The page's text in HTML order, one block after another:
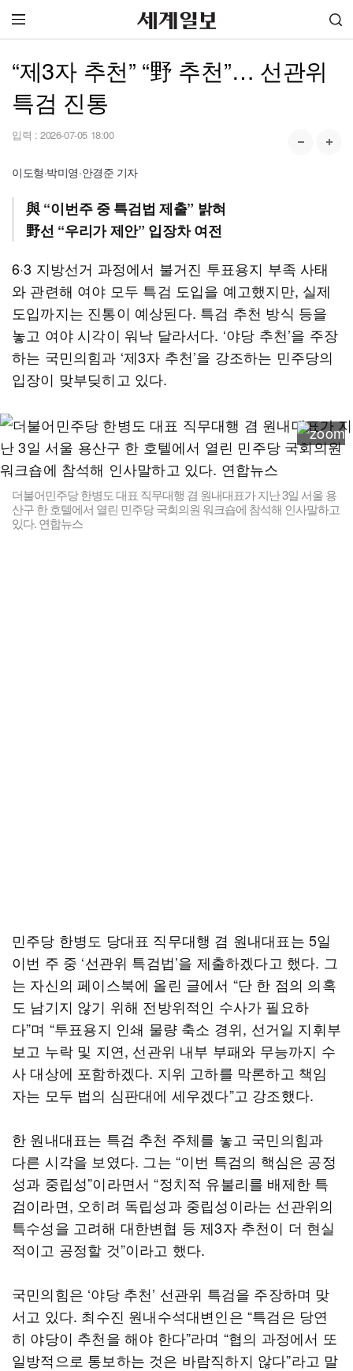
“제3자 추천” “野 추천”… 선관위
특검 진통
입력 : 2026-07-05 18:00
이도형·박미영·안경준 기자
與 “이번주 중 특검법 제출” 밝혀
野선 “우리가 제안” 입장차 여전
6·3 지방선거 과정에서 불거진 투표용지 부족 사태
와 관련해 여야 모두 특검 도입을 예고했지만, 실제
도입까지는 진통이 예상된다. 특검 추천 방식 등을
놓고 여야 시각이 워낙 달라서다. ‘야당 추천’을 주장
하는 국민의힘과 ‘제3자 추천’을 강조하는 민주당의
입장이 맞부딪히고 있다.
더불어민주당 한병도 대표 직무대행 겸 원내대표가 지난 3일 서울 용
산구 한 호텔에서 열린 민주당 국회의원 워크숍에 참석해 인사말하고
있다. 연합뉴스
민주당 한병도 당대표 직무대행 겸 원내대표는 5일
이번 주 중 ‘선관위 특검법’을 제출하겠다고 했다. 그
는 자신의 페이스북에 올린 글에서 “단 한 점의 의혹
도 남기지 않기 위해 전방위적인 수사가 필요하
다”며 “투표용지 인쇄 물량 축소 경위, 선거일 지휘부
보고 누락 및 지연, 선관위 내부 부패와 무능까지 수
사 대상에 포함하겠다. 지위 고하를 막론하고 책임
자는 모두 법의 심판대에 세우겠다”고 강조했다.
한 원내대표는 특검 추천 주체를 놓고 국민의힘과
다른 시각을 보였다. 그는 “이번 특검의 핵심은 공정
성과 중립성”이라면서 “정치적 유불리를 배제한 특
검이라면, 오히려 독립성과 중립성이라는 선관위의
특수성을 고려해 대한변협 등 제3자 추천이 더 현실
적이고 공정할 것”이라고 했다.
국민의힘은 ‘야당 추천’ 선관위 특검을 주장하며 맞
서고 있다. 최수진 원내수석대변인은 “특검은 당연
히 야당이 추천을 해야 한다”라며 “협의 과정에서 또
일방적으로 통보하는 것은 바람직하지 않다”라고 말